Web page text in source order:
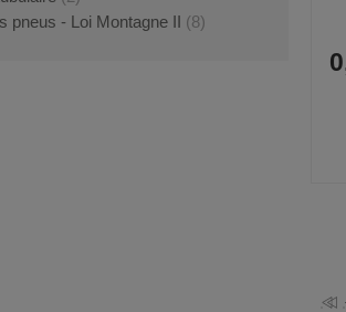
pneus - Loi Montagne II (8)